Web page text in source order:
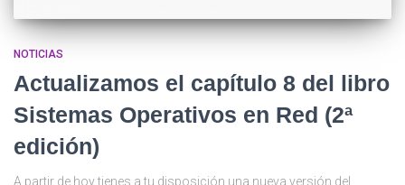
NOTICIAS
Actualizamos el capítulo 8 del libro
Sistemas Operativos en Red (2ª
edición)
A partir de hoy tienes a tu disposición una nueva versión del